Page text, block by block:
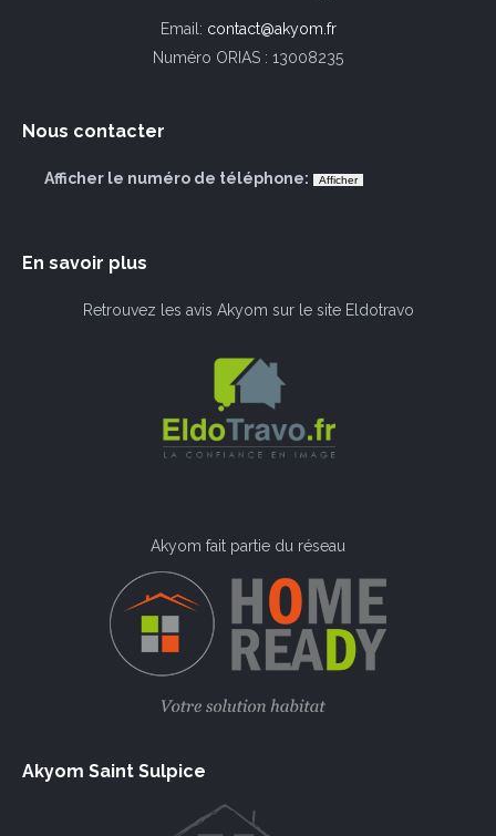
Email: contact@akyom.fr
Numéro ORIAS : 13008235
Nous contacter
Afficher le numéro de téléphone:
En savoir plus
Retrouvez les avis Akyom sur le site Eldotravo
Akyom fait partie du réseau
Akyom Saint Sulpice